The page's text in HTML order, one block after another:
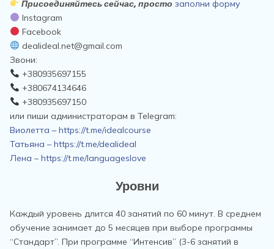
Присоединяйтесь сейчас, просто заполни форму
Instagram
Facebook
dealideal.net@gmail.com
Звони:
+380935697155
+380674134646
+380935697150
или пиши администраторам в Telegram:
Виолетта – https://t.me/idealcourse
Татьяна – https://t.me/dealideal
Лена – https://t.me/languageslove
Уровни
Каждый уровень длится 40 занятий по 60 минут. В среднем
обучение занимает до 5 месяцев при выборе программы
“Стандарт”. При программе “Интенсив” (3-6 занятий в